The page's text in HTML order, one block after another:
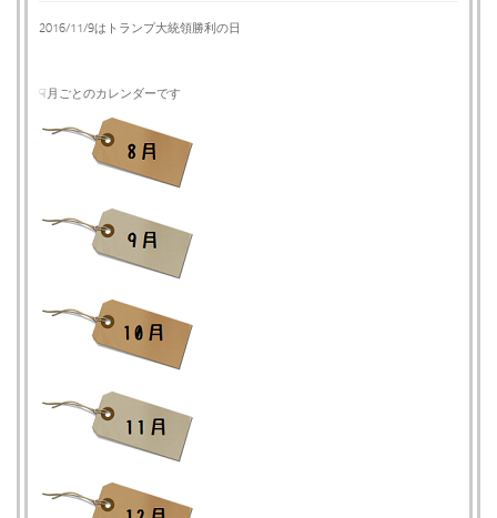
2016/11/9はトランプ大統領勝利の日
☟月ごとのカレンダーです